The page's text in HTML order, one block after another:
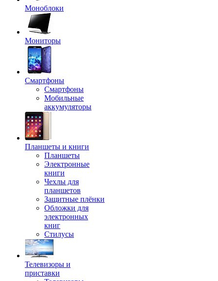
Моноблоки
Мониторы
Смартфоны
Смартфоны
Мобильные
аккумуляторы
Планшеты и книги
Планшеты
Электронные
книги
Чехлы для
планшетов
Защитные плёнки
Обложки для
электронных
книг
Стилусы
Телевизоры и
приставки